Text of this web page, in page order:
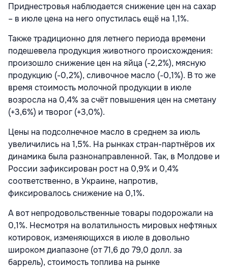
Приднестровья наблюдается снижение цен на сахар
– в июле цена на него опустилась ещё на 1,1%.
Также традиционно для летнего периода времени
подешевела продукция животного происхождения:
произошло снижение цен на яйца (-2,2%), мясную
продукцию (-0,2%), сливочное масло (-0,1%). В то же
время стоимость молочной продукции в июле
возросла на 0,4% за счёт повышения цен на сметану
(+3,6%) и творог (+3,0%).
Цены на подсолнечное масло в среднем за июль
увеличились на 1,5%. На рынках стран-партнёров их
динамика была разнонаправленной. Так, в Молдове и
России зафиксирован рост на 0,9% и 0,4%
соответственно, в Украине, напротив,
фиксировалось снижение на 0,1%.
А вот непродовольственные товары подорожали на
0,1%. Несмотря на волатильность мировых нефтяных
котировок, изменяющихся в июле в довольно
широком диапазоне (от 71,6 до 79,0 долл. за
баррель), стоимость топлива на рынке